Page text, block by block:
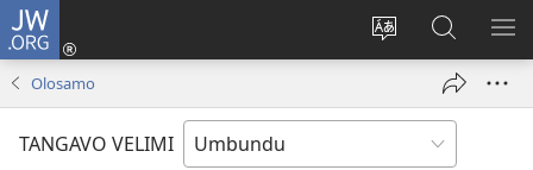
JW.ORG
Change
language
Iñila
(yikula
Sandiliya
vo
JW.ORG
Olosamo
TANGAVO VELIMI